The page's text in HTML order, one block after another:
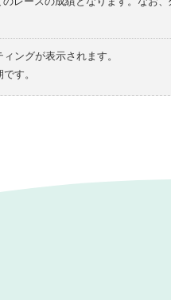
ングが表示されます。
す。